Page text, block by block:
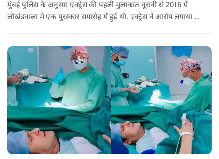
मुंबई पुलिस के अनुसार एक्ट्रेस की पहली मुलाकात नूरानी से 2016 में
लोखंडवाला में एक पुरस्कार समारोह में हुई थी. एक्ट्रेस ने आरोप लगाया कि
करने को कहा था.